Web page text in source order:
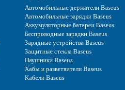
Автомобильные держатели Baseus
Автомобильные зарядки Baseus
Аккумуляторные батареи Baseus
Беспроводные зарядки Baseus
Зарядные устройства Baseus
Защитные стекла Baseus
Наушники Baseus
Хабы и разветвители Baseus
Кабели Baseus